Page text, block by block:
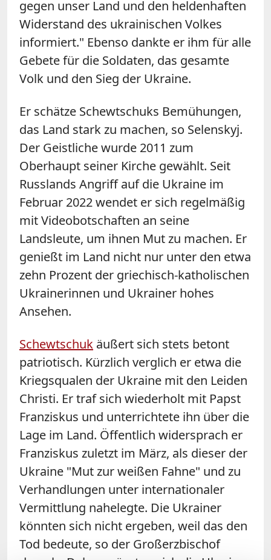
gegen unser Land und den heldenhaften
Widerstand des ukrainischen Volkes
informiert." Ebenso dankte er ihm für alle
Gebete für die Soldaten, das gesamte
Volk und den Sieg der Ukraine.
Er schätze Schewtschuks Bemühungen,
das Land stark zu machen, so Selenskyj.
Der Geistliche wurde 2011 zum
Oberhaupt seiner Kirche gewählt. Seit
Russlands Angriff auf die Ukraine im
Februar 2022 wendet er sich regelmäßig
mit Videobotschaften an seine
Landsleute, um ihnen Mut zu machen. Er
genießt im Land nicht nur unter den etwa
zehn Prozent der griechisch-katholischen
Ukrainerinnen und Ukrainer hohes
Ansehen.
Schewtschuk äußert sich stets betont
patriotisch. Kürzlich verglich er etwa die
Kriegsqualen der Ukraine mit den Leiden
Christi. Er traf sich wiederholt mit Papst
Franziskus und unterrichtete ihn über die
Lage im Land. Öffentlich widersprach er
Franziskus zuletzt im März, als dieser der
Ukraine "Mut zur weißen Fahne" und zu
Verhandlungen unter internationaler
Vermittlung nahelegte. Die Ukrainer
könnten sich nicht ergeben, weil das den
Tod bedeute, so der Großerzbischof